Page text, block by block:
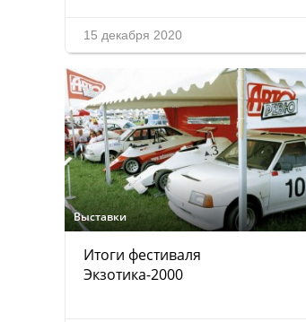
15 декабря 2020
Выставки
Итоги фестиваля
Экзотика-2000